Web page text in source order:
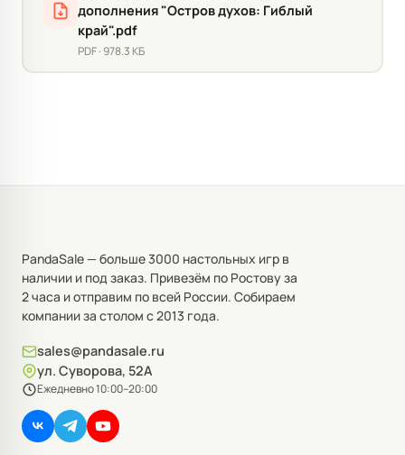
дополнения "Остров духов: Гиблый
край".pdf
PDF · 978.3 КБ
PandaSale — больше 3000 настольных игр в
наличии и под заказ. Привезём по Ростову за
2 часа и отправим по всей России. Собираем
компании за столом с 2013 года.
sales@pandasale.ru
ул. Суворова, 52А
Ежедневно 10:00–20:00